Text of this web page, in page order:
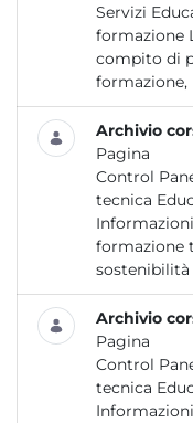
Servizi
formazione
compito di
formazione,
Archivio
Pagina
Control
tecnica
formazione
Archivio
Pagina
Control
tecnica